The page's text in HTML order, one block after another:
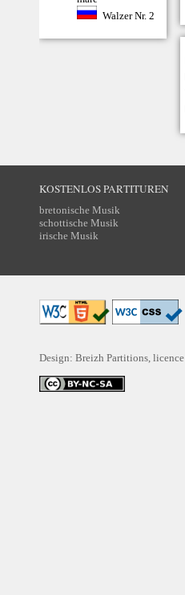
Walzer Nr. 2
KOSTENLOS PARTITUREN
bretonische Musik
schottische Musik
irische Musik
Design: Breizh Partitions, licence